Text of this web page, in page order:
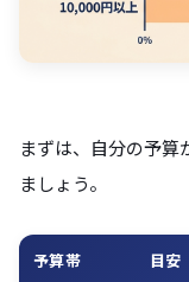
まずは、自分の予算
ましょう。
予算帯 目安